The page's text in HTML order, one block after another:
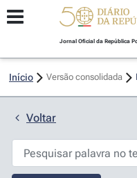
Jornal Oficial da República
Início Versão consolidada
Voltar